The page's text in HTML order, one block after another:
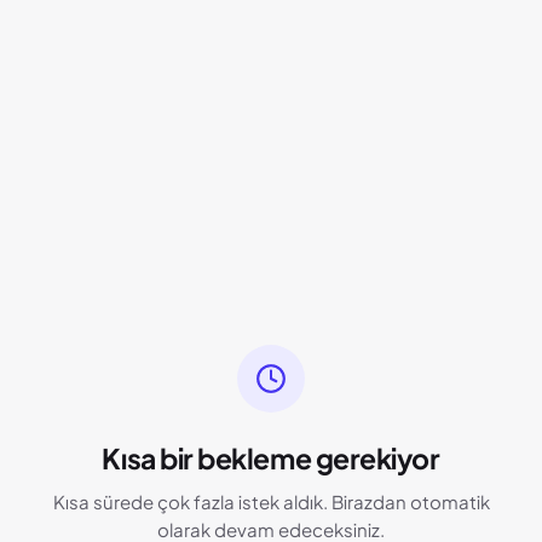
Kısa bir bekleme gerekiyor
Kısa sürede çok fazla istek aldık. Birazdan otomatik
olarak devam edeceksiniz.